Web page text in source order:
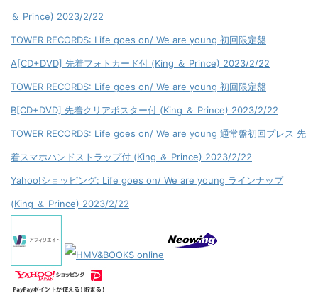
＆ Prince) 2023/2/22
TOWER RECORDS: Life goes on/ We are young 初回限定盤
A[CD+DVD] 先着フォトカード付 (King ＆ Prince) 2023/2/22
TOWER RECORDS: Life goes on/ We are young 初回限定盤
B[CD+DVD] 先着クリアポスター付 (King ＆ Prince) 2023/2/22
TOWER RECORDS: Life goes on/ We are young 通常盤初回プレス 先
着スマホハンドストラップ付 (King ＆ Prince) 2023/2/22
Yahoo!ショッピング: Life goes on/ We are young ラインナップ
(King ＆ Prince) 2023/2/22